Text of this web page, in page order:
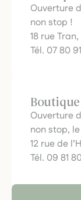
Ouverture
non stop !
18 rue
Tél. 07 80
Ouverture
non stop,
12 rue de
Tél. 09 81